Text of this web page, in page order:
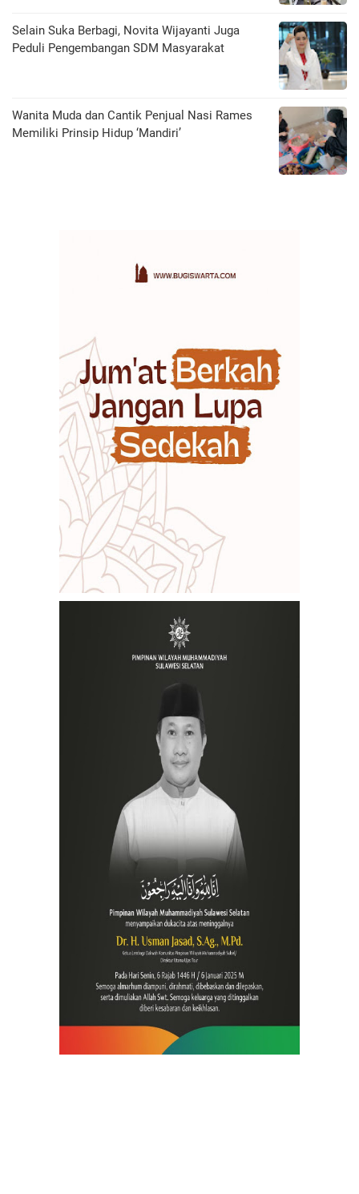
Selain Suka Berbagi, Novita Wijayanti Juga
Peduli Pengembangan SDM Masyarakat
Wanita Muda dan Cantik Penjual Nasi Rames
Memiliki Prinsip Hidup ‘Mandiri’